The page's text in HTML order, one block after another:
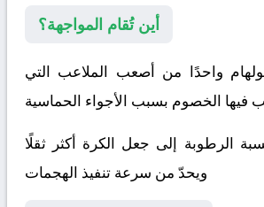
أين تُقام المواجهة؟
واحدًا من أصعب الملاعب التي
فيها الخصوم بسبب الأجواء الحماسية
الرطوبة إلى جعل الكرة أكثر ثقلًا
ويحدّ من سرعة تنفيذ الهجمات